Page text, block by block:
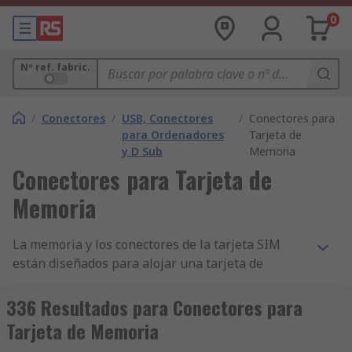
0
Nº ref. fabric.
/ Conectores / USB, Conectores
para Ordenadores
y D Sub
/ Conectores para
Tarjeta de
Memoria
Conectores para Tarjeta de
Memoria
La memoria y los conectores de la tarjeta SIM
están diseñados para alojar una tarjeta de
almacenamiento de datos de memoria flash
electrónicos utilizados para almacenar
información digital) y funcionan cuando están
336 Resultados para Conectores para
Tarjeta de Memoria